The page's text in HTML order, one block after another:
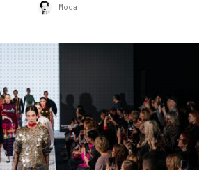
Moda